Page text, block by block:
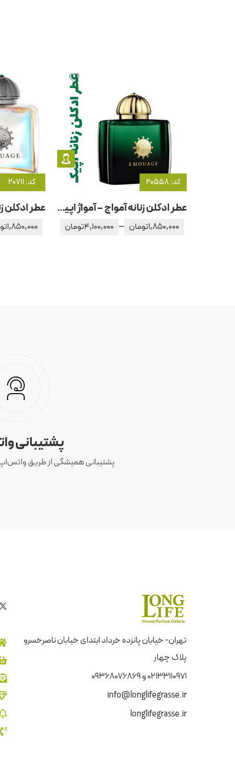
کد: 20558
عطر ادکلن زنانه آمواج – آمواژ اپیک
1,850,000تومان –
4,100,000تومان
کد: 20711
1,850,000
پشتیبانی
پشتیبانی همیشگی از طریق
تهران- خیابان پانزده خرداد ابتدای خیابان ناصرخسرو
پلاک چهار
02133110971 و 09368076869
info@longlifegrasse.ir
longlifegrasse.ir